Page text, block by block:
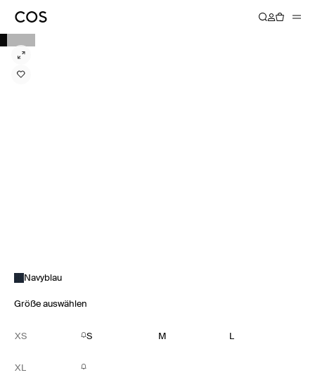
Navyblau
Größe auswählen
XS S M L
XL